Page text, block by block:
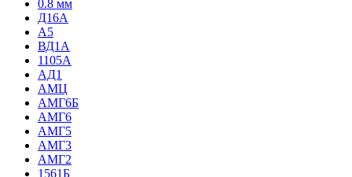
0.8 мм
Д16А
А5
ВД1А
1105А
АД1
АМЦ
АМГ6Б
АМГ6
АМГ5
АМГ3
АМГ2
1561Б